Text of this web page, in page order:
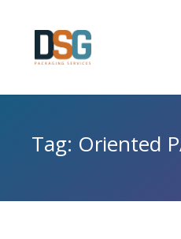
Tag: Oriented